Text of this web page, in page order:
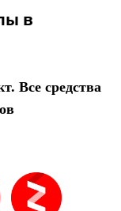
в
Все средства